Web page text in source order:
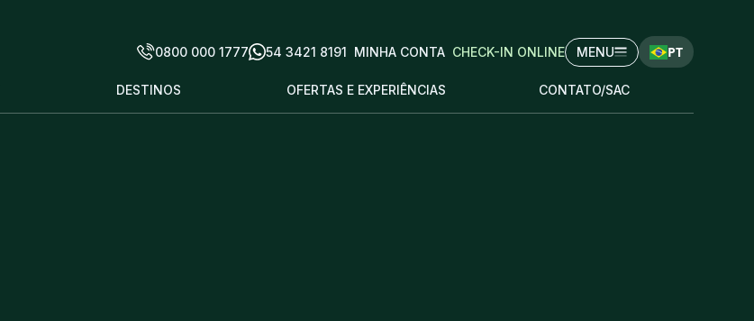
0800 000 1777 54 3421 8191 MINHA CONTA CHECK-IN ONLINE MENU PT
DESTINOS OFERTAS E EXPERIÊNCIAS CONTATO/SAC